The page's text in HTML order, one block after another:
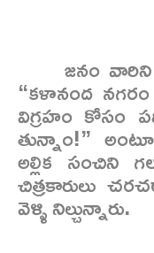
జనం
“కళానంద
విగ్రహం కోసం
తున్నాం!”
అల్లిక సంచిని
చిత్రకారులు
వెళ్ళి నిల్చున్నారు.